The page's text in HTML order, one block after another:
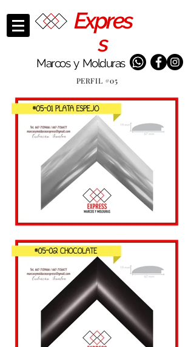
Expres
s
Marcos y Molduras
PERFIL #05